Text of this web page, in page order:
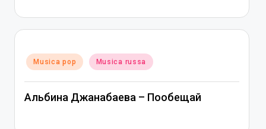
Posted
in
Musica pop Musica russa
Альбина Джанабаева – Пообещай